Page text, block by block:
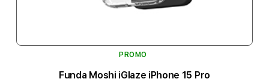
PROMO
Funda Moshi iGlaze iPhone 15 Pro